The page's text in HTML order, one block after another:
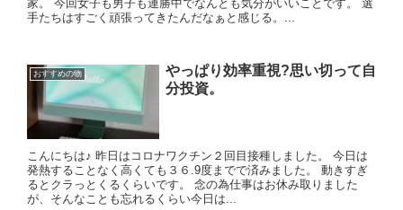
家。 今回女子も男子も連勝中でなんとも気分がいいことです。 選
手たちはすごく頑張ってきたんだなぁと感じる。...
おすすめの物
やっぱり効率重視?思い切って自
分投資。
こんにちは♪ 昨日はコロナワクチン２回目接種しました。 今日は
発熱することなく高くても３６.9度までで済みました。 動きすぎ
るとクラっとくるくらいです。 念の為仕事はお休み取りました
が、そんなことも忘れるくらい今日は...